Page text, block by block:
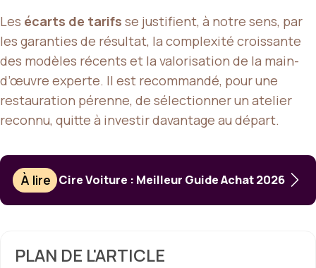
Les écarts de tarifs se justifient, à notre sens, par
les garanties de résultat, la complexité croissante
des modèles récents et la valorisation de la main-
d’œuvre experte. Il est recommandé, pour une
restauration pérenne, de sélectionner un atelier
reconnu, quitte à investir davantage au départ.
À lire Cire Voiture : Meilleur Guide Achat 2026
PLAN DE L'ARTICLE